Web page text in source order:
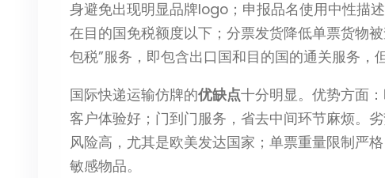
身避免出现明显品牌logo；申报品名使用中性描
在目的国免税额度以下；分票发货降低单票货物
包税”服务，即包含出口国和目的国的通关服务，
国际快递运输仿牌的优缺点十分明显。优势方面
客户体验好；门到门服务，省去中间环节麻烦。
风险高，尤其是欧美发达国家；单票重量限制严
敏感物品。